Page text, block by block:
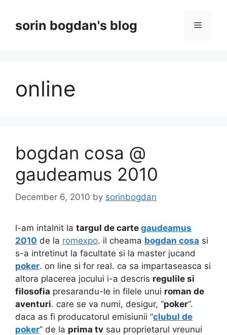
contentsorin bogdan's blog Menu
online
bogdan cosa @
gaudeamus 2010
December 6, 2010 by sorinbogdan
l-am intalnit la targul de carte gaudeamus
2010 de la romexpo. il cheama bogdan cosa si
s-a intretinut la facultate si la master jucand
poker. on line si for real. ca sa impartaseasca si
altora placerea jocului i-a descris regulile si
filosofia presarandu-le in filele unui roman de
aventuri. care se va numi, desigur, “poker“.
daca as fi producatorul emisiunii “clubul de
poker” de la prima tv sau proprietarul vreunui